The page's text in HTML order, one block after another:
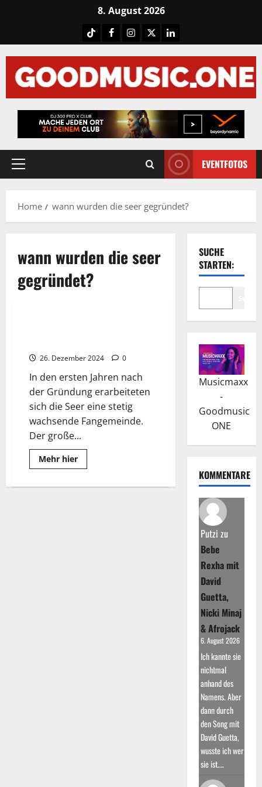
8. August 2026
TiktokFacebook
Instagram
X LinkedIN
Primary
EVENTFOTOS
Home wann wurden die seer gegründet?
wann wurden die seer
gegründet?
26. Dezember 2024 0
In den ersten Jahren nach
der Gründung erarbeiteten
sich die Seer eine stetig
wachsende Fangemeinde.
Der große...
Mehr hierRead
more
Seer:
SUCHE
STARTEN:
Musicmaxx
-
Goodmusic
ONE
KOMMENTARE
Putzi zu
Bebe
Rexha mit
David
Guetta,
Nicki Minaj
& Afrojack
6. August 2026
Ich kannte sie
nichtmal
anhand des
Namens. Aber
dann durch
den Song mit
David Guetta,
wusste ich wer
sie ist.…